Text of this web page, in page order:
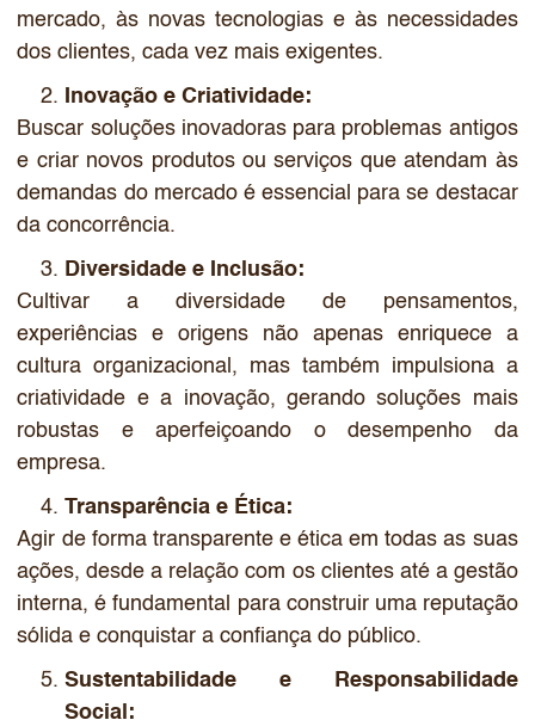
mercado, às novas tecnologias e às necessidades
dos clientes, cada vez mais exigentes.
Inovação e Criatividade:
Buscar soluções inovadoras para problemas antigos
e criar novos produtos ou serviços que atendam às
demandas do mercado é essencial para se destacar
da concorrência.
Diversidade e Inclusão:
Cultivar a diversidade de pensamentos,
experiências e origens não apenas enriquece a
cultura organizacional, mas também impulsiona a
criatividade e a inovação, gerando soluções mais
robustas e aperfeiçoando o desempenho da
empresa.
Transparência e Ética:
Agir de forma transparente e ética em todas as suas
ações, desde a relação com os clientes até a gestão
interna, é fundamental para construir uma reputação
sólida e conquistar a confiança do público.
Sustentabilidade e Responsabilidade
Social: